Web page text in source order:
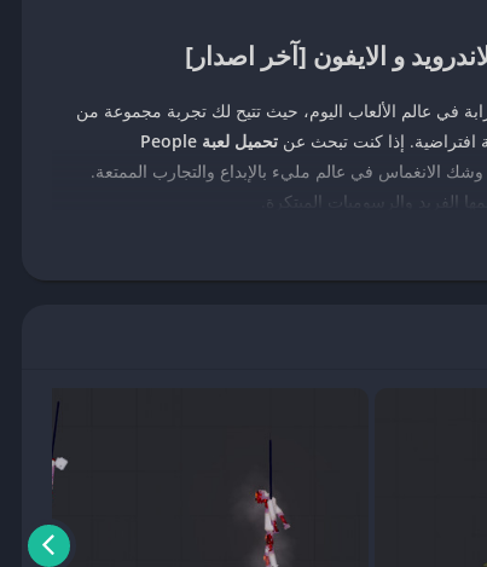
في عالم الألعاب اليوم، حيث تتيح لك تجربة مجموعة من
افتراضية. إذا كنت تبحث عن
تحميل لعبة People
الانغماس في عالم مليء بالإبداع والتجارب الممتعة.
الفريد والرسوميات المبتكرة.
المبتكرة والتفاصيل الدقيقة تجعل من السهل التفاعل مع
بالسلاسة والفعالية، مما يوفر تجربة لعب مريحة وسهلة
، يجب عليك زيارة متجر Google Play والبحث عن اللعبة. تأكد من أن
ومن ثم استكشاف مجموعة متنوعة من السيناريوهات والتجارب